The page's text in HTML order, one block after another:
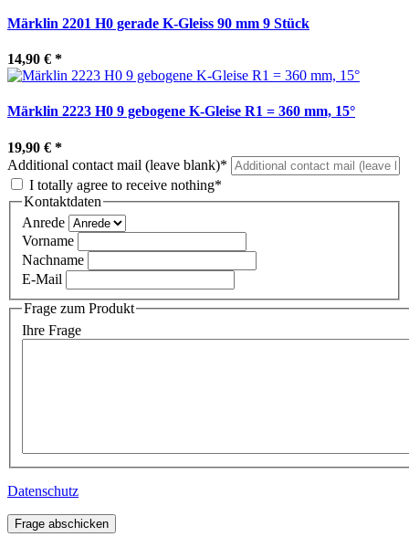
Märklin 2201 H0 gerade K-Gleiss 90 mm 9 Stück
14,90 € *
Märklin 2223 H0 9 gebogene K-Gleise R1 = 360 mm, 15°
19,90 € *
Additional contact mail (leave blank)*
I totally agree to receive nothing*
Kontaktdaten
Anrede
Vorname
Nachname
E-Mail
Frage zum Produkt
Ihre Frage
Datenschutz
Frage abschicken